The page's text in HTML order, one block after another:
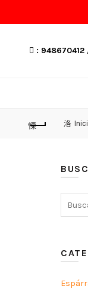
: 948670412